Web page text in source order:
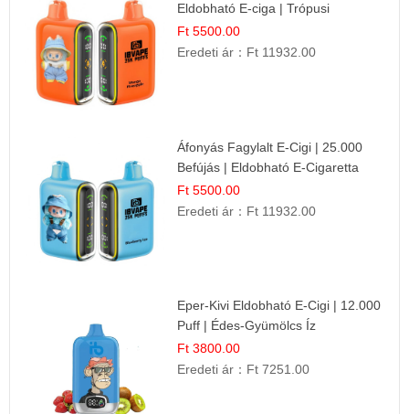
Eldobható E-ciga | Trópusi
Gyümölcs Élmény!
Ft 5500.00
Eredeti ár： Ft 11932.00
Áfonyás Fagylalt E-Cigi | 25.000
Befújás | Eldobható E-Cigaretta
Ft 5500.00
Eredeti ár： Ft 11932.00
Eper-Kivi Eldobható E-Cigi | 12.000
Puff | Édes-Gyümölcs Íz
Ft 3800.00
Eredeti ár： Ft 7251.00